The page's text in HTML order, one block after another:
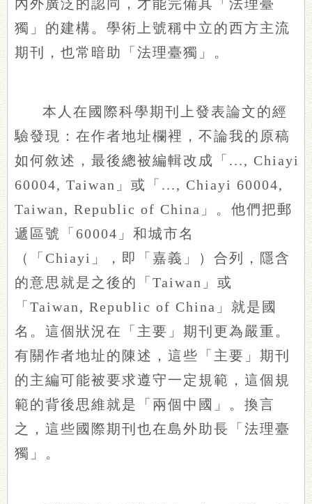
內外廣泛的認同，才能完備其「法理臺
獨」的建構。學術上號稱中立的西方主流
期刊，也常暗助「法理臺獨」。
本人在國際科學期刊上發表論文的經
驗發現：在作者地址欄裡，不論我的原稿
如何敘述，最後總被編輯改成「..., Chiayi
60004, Taiwan」或「..., Chiayi 60004,
Taiwan, Republic of China」。他們把郵
遞區號「60004」和城市名
（「Chiayi」，即「嘉義」）合列，隱含
的意思就是之後的「Taiwan」或
「Taiwan, Republic of China」就是國
名。這個狀況在「主要」期刊更為嚴重。
有關作者地址的陳述，這些「主要」期刊
的主編可能被要求遵守一定規範，這個規
範的背後思維就是「兩個中國」。換言
之，這些國際期刊也在島外助長「法理臺
獨」。